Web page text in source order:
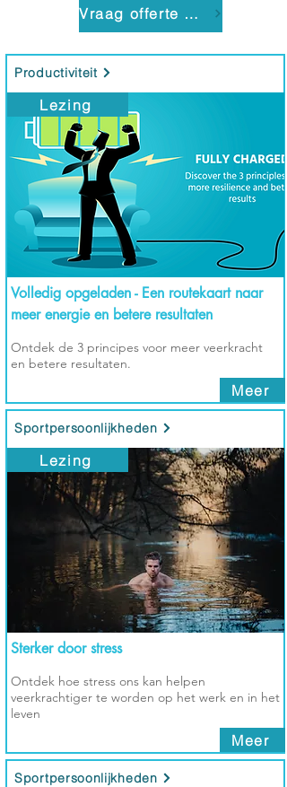
Vraag offerte aan
Productiviteit
Lezing
Volledig opgeladen - Een routekaart naar
meer energie en betere resultaten
Ontdek de 3 principes voor meer veerkracht
en betere resultaten.
Meer
Sportpersoonlijkheden
Lezing
Sterker door stress
Ontdek hoe stress ons kan helpen
veerkrachtiger te worden op het werk en in het
leven
Meer
Sportpersoonlijkheden